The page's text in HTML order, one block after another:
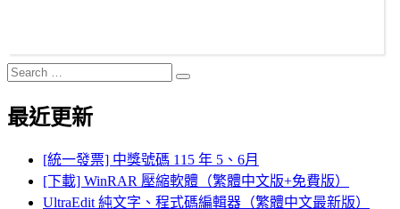
Search
for:
Search
最近更新
[統一發票] 中獎號碼 115 年 5、6月
[下載] WinRAR 壓縮軟體（繁體中文版+免費版）
UltraEdit 純文字、程式碼編輯器（繁體中文最新版）